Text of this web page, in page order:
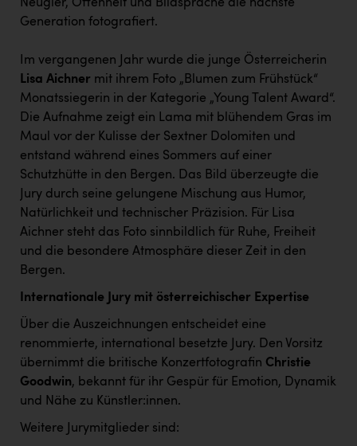
TCL
TRAILOMAT & Cycling Austria
VERITAS
Vier Diamanten
Vorlagenportal
Wir besiegen Krebs
Wirtschaftskammer OÖ
ZGONC
ZULuft - Zukunft Luft Austria
z.l.ö.
Österreichisches Hebammengremium
Wirtschaftskammer OÖ Energiehandel
Dopgas
kunden basics
Neugier, Offenheit und Bildsprache die nächste
Generation fotografiert.
Im vergangenen Jahr wurde die junge Österreicherin
Lisa Aichner mit ihrem Foto „Blumen zum Frühstück“
Monatssiegerin in der Kategorie „Young Talent Award“.
Die Aufnahme zeigt ein Lama mit blühendem Gras im
Maul vor der Kulisse der Sextner Dolomiten und
entstand während eines Sommers auf einer
Schutzhütte in den Bergen. Das Bild überzeugte die
Jury durch seine gelungene Mischung aus Humor,
Natürlichkeit und technischer Präzision. Für Lisa
Aichner steht das Foto sinnbildlich für Ruhe, Freiheit
und die besondere Atmosphäre dieser Zeit in den
Bergen.
Internationale Jury mit österreichischer Expertise
Über die Auszeichnungen entscheidet eine
renommierte, international besetzte Jury. Den Vorsitz
übernimmt die britische Konzertfotografin Christie
Goodwin, bekannt für ihr Gespür für Emotion, Dynamik
und Nähe zu Künstler:innen.
Weitere Jurymitglieder sind: